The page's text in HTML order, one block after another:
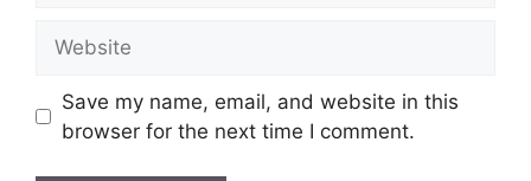
Save my name, email, and website in this
browser for the next time I comment.